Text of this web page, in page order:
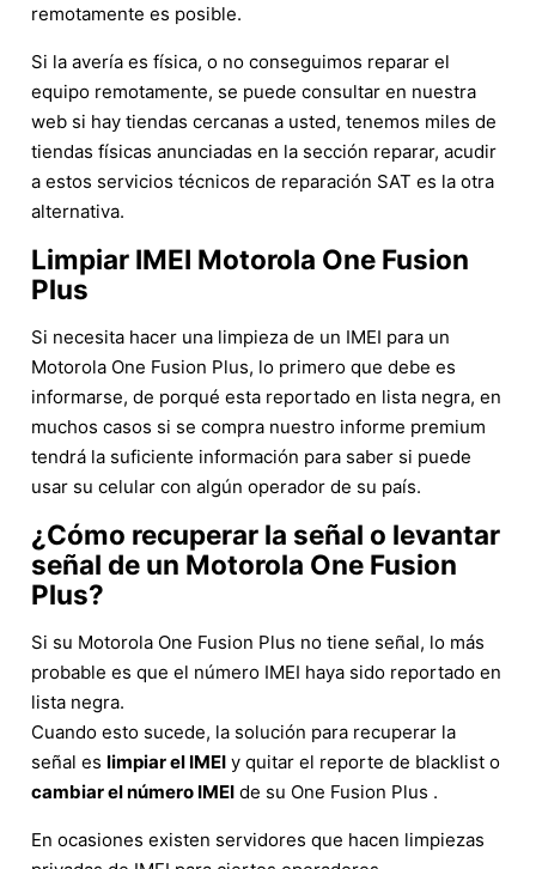
remotamente es posible.
Si la avería es física, o no conseguimos reparar el
equipo remotamente, se puede consultar en nuestra
web si hay tiendas cercanas a usted, tenemos miles de
tiendas físicas anunciadas en la sección reparar, acudir
a estos servicios técnicos de reparación SAT es la otra
alternativa.
Limpiar IMEI Motorola One Fusion
Plus
Si necesita hacer una limpieza de un IMEI para un
Motorola One Fusion Plus, lo primero que debe es
informarse, de porqué esta reportado en lista negra, en
muchos casos si se compra nuestro informe premium
tendrá la suficiente información para saber si puede
usar su celular con algún operador de su país.
¿Cómo recuperar la señal o levantar
señal de un Motorola One Fusion
Plus?
Si su Motorola One Fusion Plus no tiene señal, lo más
probable es que el número IMEI haya sido reportado en
lista negra.
Cuando esto sucede, la solución para recuperar la
señal es limpiar el IMEI y quitar el reporte de blacklist o
cambiar el número IMEI de su One Fusion Plus .
En ocasiones existen servidores que hacen limpiezas